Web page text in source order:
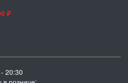
₽
20:30